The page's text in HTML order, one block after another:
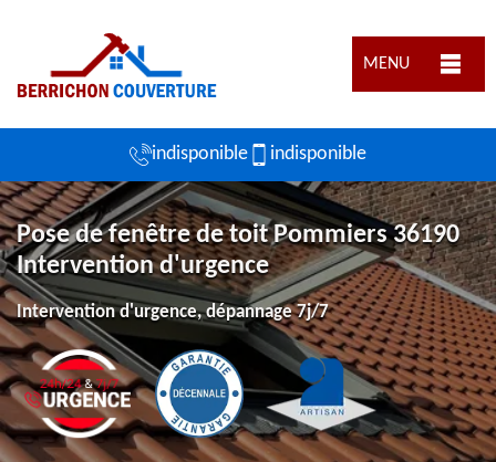
MENU
indisponible indisponible
Pose de fenêtre de toit Pommiers 36190
Intervention d'urgence
Intervention d'urgence, dépannage 7j/7